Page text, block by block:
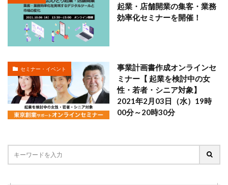
起業・店舗開業の集客・業務
効率化セミナーを開催！
セミナー・イベント
事業計画書作成オンラインセ
ミナー【 起業を検討中の女
性・若者・シニア対象】
2021年2月03日（水）19時
00分～20時30分